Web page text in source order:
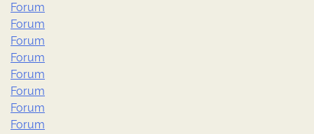
Forum
Forum
Forum
Forum
Forum
Forum
Forum
Forum